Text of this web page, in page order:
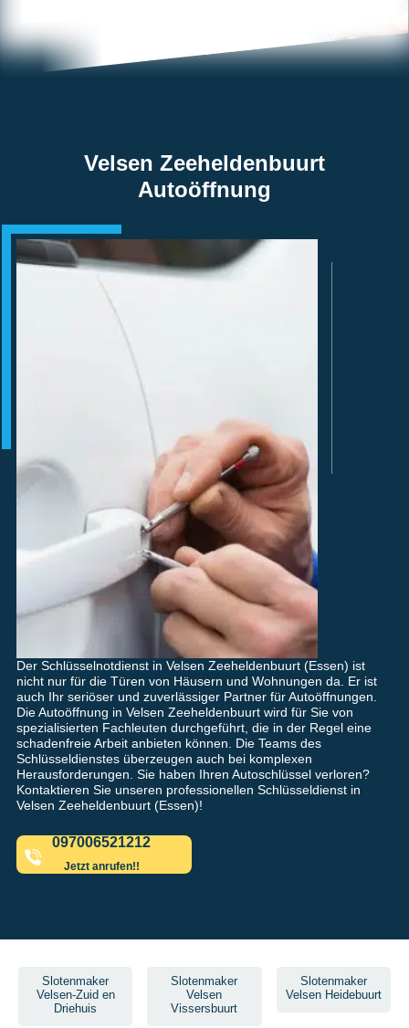
Velsen Zeeheldenbuurt
Autoöffnung
Der Schlüsselnotdienst in Velsen Zeeheldenbuurt (Essen) ist
nicht nur für die Türen von Häusern und Wohnungen da. Er ist
auch Ihr seriöser und zuverlässiger Partner für Autoöffnungen.
Die Autoöffnung in Velsen Zeeheldenbuurt wird für Sie von
spezialisierten Fachleuten durchgeführt, die in der Regel eine
schadenfreie Arbeit anbieten können. Die Teams des
Schlüsseldienstes überzeugen auch bei komplexen
Herausforderungen. Sie haben Ihren Autoschlüssel verloren?
Kontaktieren Sie unseren professionellen Schlüsseldienst in
Velsen Zeeheldenbuurt (Essen)!
097006521212
Jetzt anrufen!!
Slotenmaker
Velsen-Zuid en
Driehuis
Slotenmaker
Velsen
Vissersbuurt
Slotenmaker
Velsen Heidebuurt